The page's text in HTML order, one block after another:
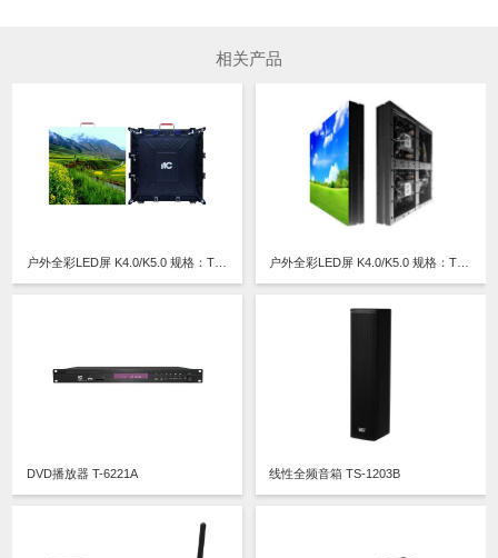
相关产品
户外全彩LED屏 K4.0/K5.0 规格：TV-OM400-YX/TV-OM500-YX
DVD播放器 T-6221A 线性全频音箱 TS-1203B